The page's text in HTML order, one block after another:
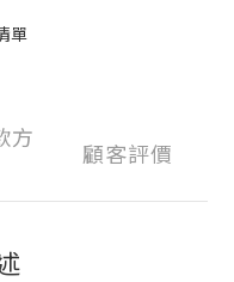
單
方
顧客評價